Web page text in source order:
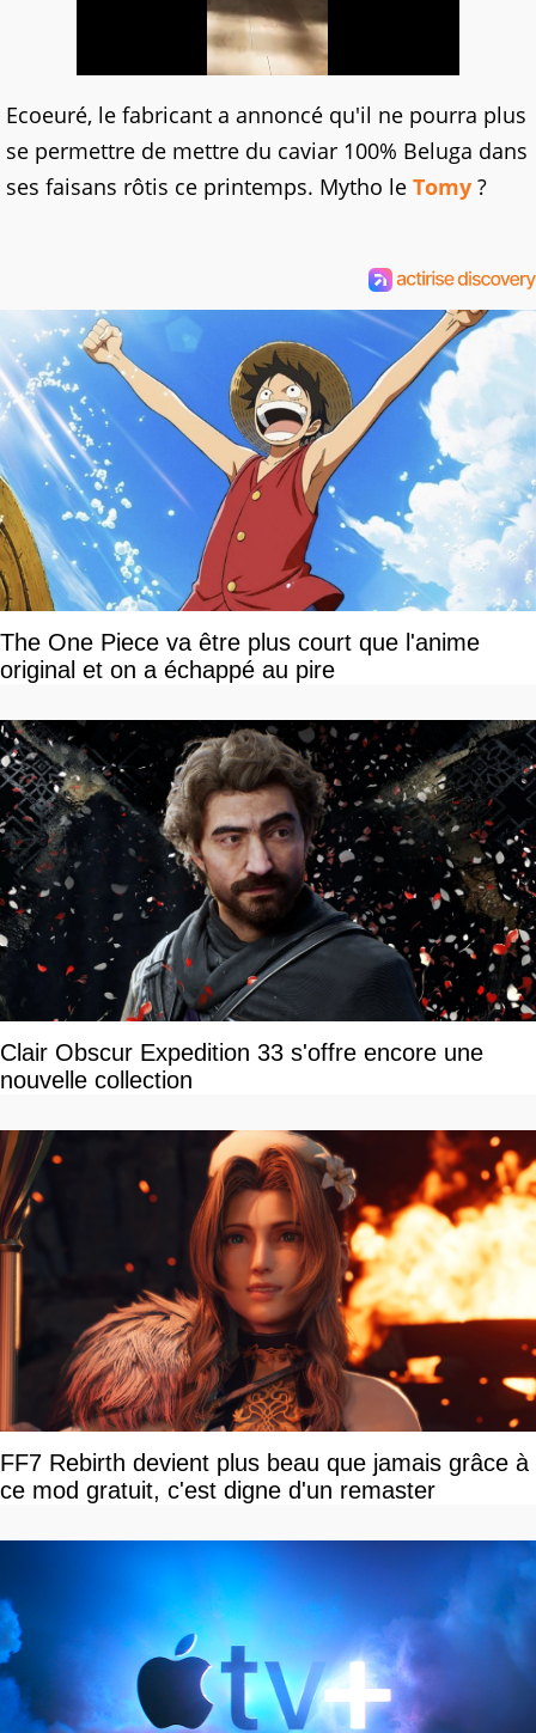
Ecoeuré, le fabricant a annoncé qu'il ne pourra plus
se permettre de mettre du caviar 100% Beluga dans
ses faisans rôtis ce printemps. Mytho le Tomy ?
The One Piece va être plus court que l'anime
original et on a échappé au pire
Clair Obscur Expedition 33 s'offre encore une
nouvelle collection
FF7 Rebirth devient plus beau que jamais grâce à
ce mod gratuit, c'est digne d'un remaster